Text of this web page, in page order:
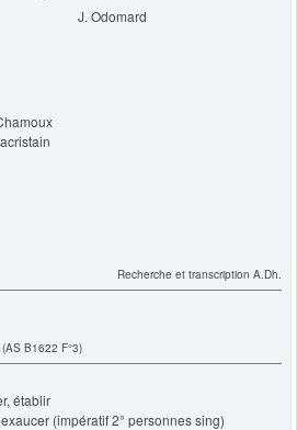
J. Odomard
Recherche et transcription A.Dh.
B1622 F°3)
établir
(impératif 2° personnes sing)